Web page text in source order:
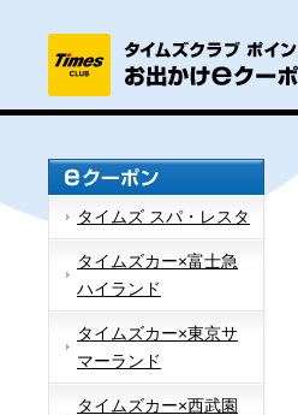
タイムズ スパ・レスタ
タイムズカー×富士急
ハイランド
タイムズカー×東京サ
マーランド
タイムズカー×西武園